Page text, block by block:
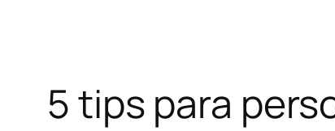
5 tips para